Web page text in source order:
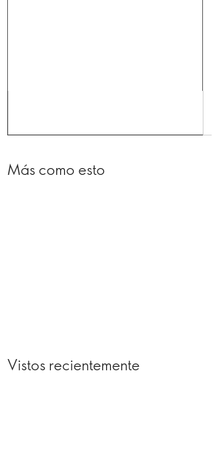
Más como esto
Vistos recientemente